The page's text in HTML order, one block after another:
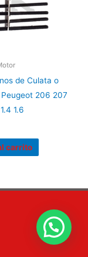
de Culata o
206 207
1.6
carrito